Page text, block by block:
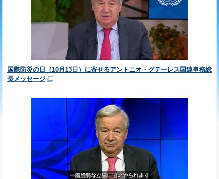
国際防災の日（10月13日）に寄せるアントニオ・グテーレス国連事務総
長メッセージ